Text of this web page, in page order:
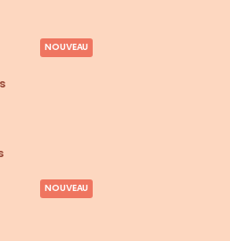
NOUVEAU
NOUVEAU